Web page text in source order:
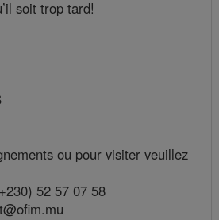
soit trop tard!
ou pour visiter veuillez
52 57 07 58